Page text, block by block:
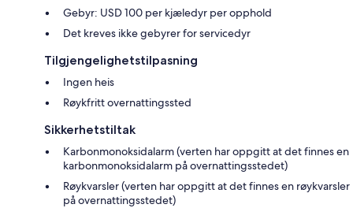
Gebyr: USD 100 per kjæledyr per opphold
Det kreves ikke gebyrer for servicedyr
Tilgjengelighetstilpasning
Ingen heis
Røykfritt overnattingssted
Sikkerhetstiltak
Karbonmonoksidalarm (verten har oppgitt at det finnes en
karbonmonoksidalarm på overnattingsstedet)
Røykvarsler (verten har oppgitt at det finnes en røykvarsler
på overnattingsstedet)